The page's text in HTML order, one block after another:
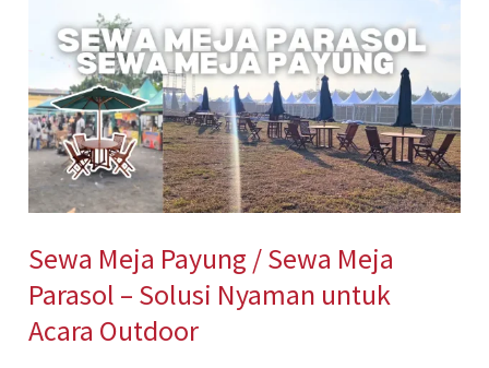
Sewa Meja Payung / Sewa Meja
Parasol – Solusi Nyaman untuk
Acara Outdoor
Payung
/
Sewa
Meja
Parasol
Solusi
Nyaman
untuk